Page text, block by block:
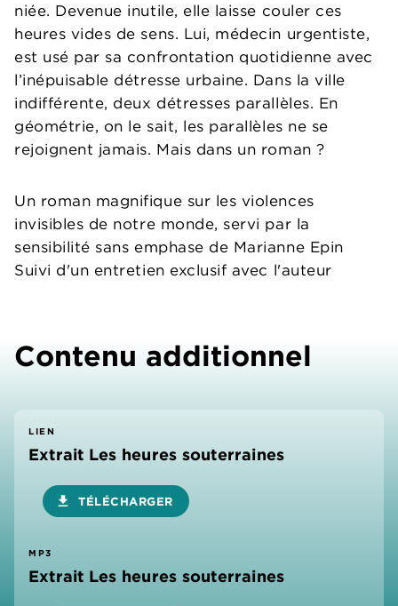
niée. Devenue inutile, elle laisse couler ces
heures vides de sens. Lui, médecin urgentiste,
est usé par sa confrontation quotidienne avec
l’inépuisable détresse urbaine. Dans la ville
indifférente, deux détresses parallèles. En
géométrie, on le sait, les parallèles ne se
rejoignent jamais. Mais dans un roman ?
Un roman magnifique sur les violences
invisibles de notre monde, servi par la
sensibilité sans emphase de Marianne Epin
Suivi d'un entretien exclusif avec l'auteur
Contenu additionnel
LIEN
Extrait Les heures souterraines
download TÉLÉCHARGER
MP3
Extrait Les heures souterraines